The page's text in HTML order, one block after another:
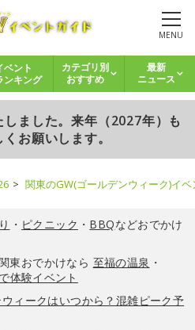
MENU
ベント
ンキング
カテゴリ別
おすすめ
最新
ニュース
ました。来年（2027年）も
お願いします。
関東のGW(ゴールデンウィーク)イ
・ ピクニック ・ BBQなどおでかけ
東おでかけなら 至福の温泉 ・
体験イベント
ィークはいつから？混雑ピーク予